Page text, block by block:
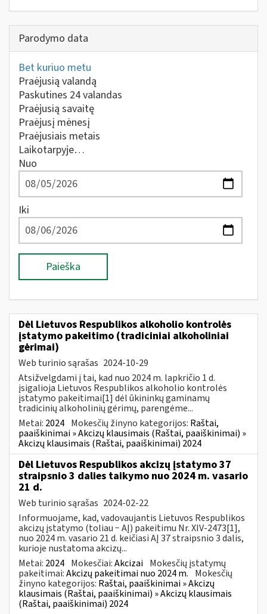
Parodymo data
Bet kuriuo metu
Praėjusią valandą
Paskutines 24 valandas
Praėjusią savaitę
Praėjusį mėnesį
Praėjusiais metais
Laikotarpyje…
Nuo
Iki
Paieška
Dėl Lietuvos Respublikos alkoholio kontrolės
įstatymo pakeitimo (tradiciniai alkoholiniai
gėrimai)
Web turinio sąrašas 2024-10-29
Atsižvelgdami į tai, kad nuo 2024 m. lapkričio 1 d.
įsigalioja Lietuvos Respublikos alkoholio kontrolės
įstatymo pakeitimai[1] dėl ūkininkų gaminamų
tradicinių alkoholinių gėrimų, parengėme...
Metai: 2024 Mokesčių žinyno kategorijos: Raštai,
paaiškinimai » Akcizų klausimais (Raštai, paaiškinimai) »
Akcizų klausimais (Raštai, paaiškinimai) 2024
Dėl Lietuvos Respublikos akcizų įstatymo 37
straipsnio 3 dalies taikymo nuo 2024 m. vasario
21 d.
Web turinio sąrašas 2024-02-22
Informuojame, kad, vadovaujantis Lietuvos Respublikos
akcizų įstatymo (toliau − AĮ) pakeitimu Nr. XIV-2473[1],
nuo 2024 m. vasario 21 d. keičiasi AĮ 37 straipsnio 3 dalis,
kurioje nustatoma akcizų...
Metai: 2024 Mokesčiai:Akcizai Mokesčių įstatymų
pakeitimai:Akcizų pakeitimai nuo 2024 m. Mokesčių
žinyno kategorijos: Raštai, paaiškinimai » Akcizų
klausimais (Raštai, paaiškinimai) » Akcizų klausimais
(Raštai, paaiškinimai) 2024